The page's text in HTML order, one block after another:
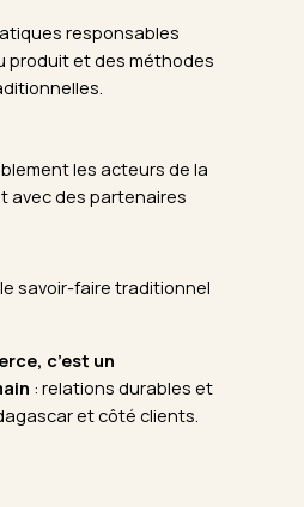
responsables
produit et des méthodes
les acteurs de la
avec des partenaires
savoir-faire traditionnel
c’est un
: relations durables et
et côté clients.